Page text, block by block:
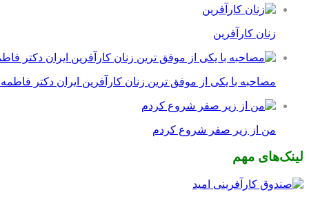
زنان کارآفرین
مصاحبه با یکی از موفق ترین زنان کارآفرین ایران دکتر
من از زیر صفر شروع کردم
لینک‌های مهم